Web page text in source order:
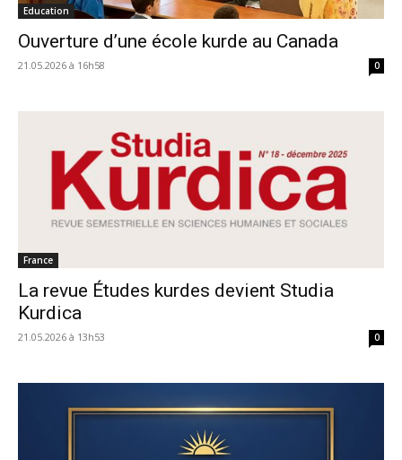
Education
Ouverture d’une école kurde au Canada
21.05.2026 à 16h58 0
France
La revue Études kurdes devient Studia
Kurdica
21.05.2026 à 13h53 0